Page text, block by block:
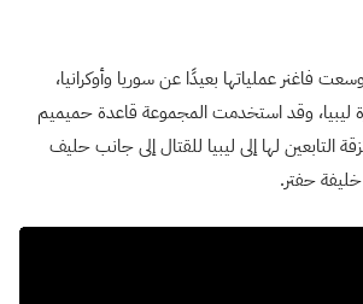
فاغنر عملياتها بعيدًا عن سوريا وأوكرانيا،
ليبيا، وقد استخدمت المجموعة قاعدة حميميم
التابعين لها إلى ليبيا للقتال إلى جانب حليف
خليفة حفتر.